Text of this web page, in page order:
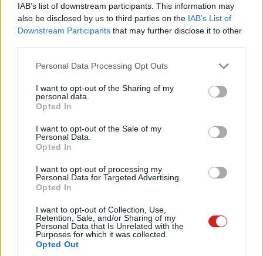
IAB’s list of downstream participants. This information may
also be disclosed by us to third parties on the IAB’s List of
Downstream Participants that may further disclose it to other
Please note that this website/app uses one or more Google
not limited to your visit or usage behaviour. You may click to
grant or deny consent to Google and its third-party tags to
use your data for below specified purposes in below Google
consent section.
Personal Data Processing Opt Outs
I want to opt-out of the Sharing of my
personal data.
Opted In
I want to opt-out of the Sale of my
Personal Data.
Opted In
I want to opt-out of processing my
Personal Data for Targeted Advertising.
Opted In
I want to opt-out of Collection, Use,
Retention, Sale, and/or Sharing of my
Personal Data that Is Unrelated with the
Purposes for which it was collected.
Opted Out
Emellett a monitor ívelt VA panelje széles, 178/178
fokos betekintési szöget eredményez, ami éles, nagy
Nagy örömünkre szolgál a Philips 45B1U6900CH
megjelenése. A képernyő mérete és aránya,
valamint az olyan kiegészítő funkciók, mint a
dokkolás, a zajszűrő mikrofon és az 5MP-es
webkamera ideális választássá teszik azok
monitorral szemben
- mondta Xeni Bairaktari, a Philips monitors és IT
Accessories globális marketingvezetője.
A nagy képernyő mellett a Philips 45B1U6900CH felugró
5 megapixeles webkamerája is kulcsfontosságú az